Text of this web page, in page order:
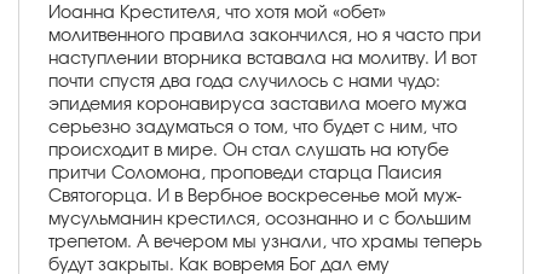
Иоанна Крестителя, что хотя мой «обет»
молитвенного правила закончился, но я часто при
наступлении вторника вставала на молитву. И вот
почти спустя два года случилось с нами чудо:
эпидемия коронавируса заставила моего мужа
серьезно задуматься о том, что будет с ним, что
происходит в мире. Он стал слушать на ютубе
притчи Соломона, проповеди старца Паисия
Святогорца. И в Вербное воскресенье мой муж-
мусульманин крестился, осознанно и с большим
трепетом. А вечером мы узнали, что храмы теперь
будут закрыты. Как вовремя Бог дал ему